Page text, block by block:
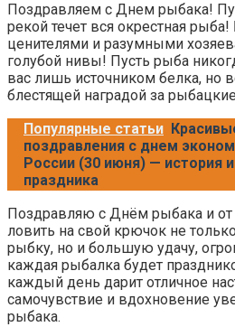
Поздравляем с Днем рыбака!
рекой течет вся окрестная
ценителями и разумными
голубой нивы! Пусть рыба
вас лишь источником белка, но
блестящей наградой за
Популярные статьи
поздравления с днем
России (30 июня) — история
праздника
Поздравляю с Днём рыбака и
ловить на свой крючок не
рыбку, но и большую удачу,
каждая рыбалка будет
каждый день дарит отличное
самочувствие и вдохновение
рыбака.